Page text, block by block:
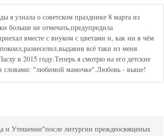
узнала о советском празднике 8 марта из
больше не отмечать,предупредила
вместе с внуком с цветами и, как ни в чём
всё таки из меня
в 2015 году.Теперь я смотрю на его детские
словами: "любимой мамочке".Любовь - выше!
и Утешение"после литургии преждеосвященых